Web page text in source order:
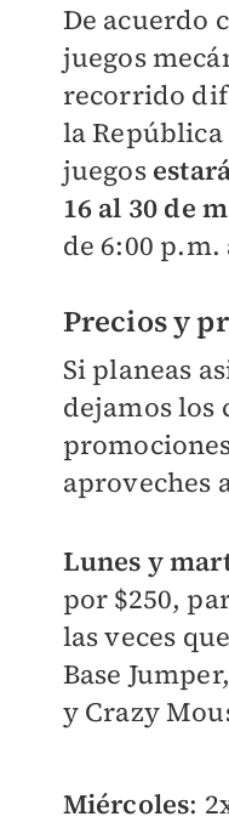
De acuerdo
juegos
recorrido
la
juegos
16 al 30 de
de 6:00 p.m.
Precios y
Si planeas
dejamos los
aproveches
Lunes y
por $250,
las veces
Base
y Crazy
Miércoles: